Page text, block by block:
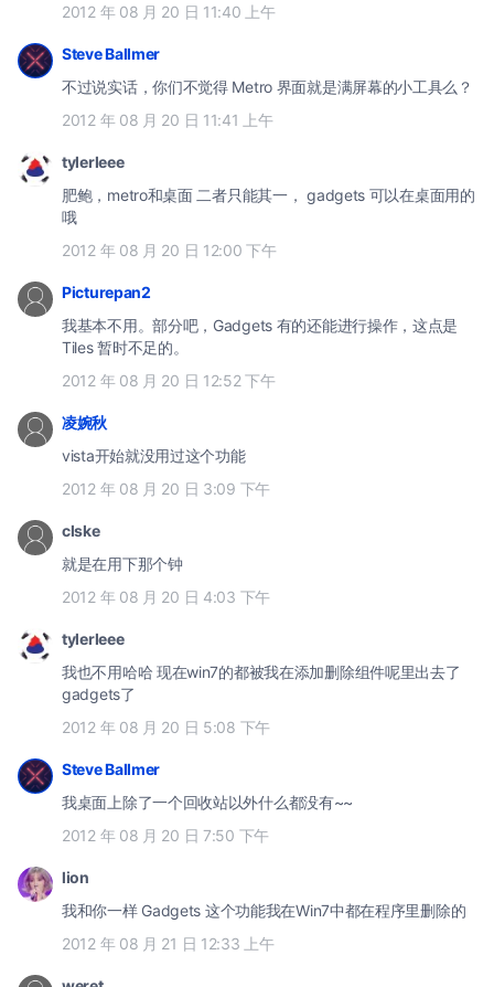
2012 年 08 月 20 日 11:40 上午
Steve Ballmer
不过说实话，你们不觉得 Metro 界面就是满屏幕的小工具么？
2012 年 08 月 20 日 11:41 上午
tylerleee
肥鲍，metro和桌面 二者只能其一， gadgets 可以在桌面用的
哦
2012 年 08 月 20 日 12:00 下午
Picturepan2
我基本不用。部分吧，Gadgets 有的还能进行操作，这点是
Tiles 暂时不足的。
2012 年 08 月 20 日 12:52 下午
凌婉秋
vista开始就没用过这个功能
2012 年 08 月 20 日 3:09 下午
clske
就是在用下那个钟
2012 年 08 月 20 日 4:03 下午
tylerleee
我也不用哈哈 现在win7的都被我在添加删除组件呢里出去了
gadgets了
2012 年 08 月 20 日 5:08 下午
Steve Ballmer
我桌面上除了一个回收站以外什么都没有~~
2012 年 08 月 20 日 7:50 下午
lion
我和你一样 Gadgets 这个功能我在Win7中都在程序里删除的
2012 年 08 月 21 日 12:33 上午